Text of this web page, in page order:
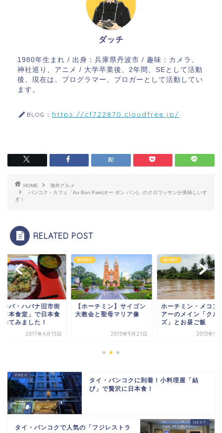
ダッチ
1980年生まれ / 出身：兵庫県丹波市 / 趣味：カメラ、
神社巡り、アニメ / 大学卒業後、2年間、SEとして活動
後、現在は、プログラマー、ブロガーとして活動してい
ます。
BLOG： https://cf722870.cloudfree.jp/
HOME
海外グルメ
バンコク・カフェ「Au Bon Pain(オー ボン パン)」のクロワッサンが美味しいす
ぎ！
RELATED POST
海外旅行
【ホーチミン】サイゴン
大教会と聖母マリア像
2015年9月21日
海外旅行
ホーチミン・メコン川ツ
アーのメイン「クルー
2015年9月20日
海外旅行
キューバ・
の「日本食
を食べてみ
タイ・バンコクに到着！小料理屋「結
び」で贅沢に日本食！
タイ・バンコクで人気の「フジレストラ